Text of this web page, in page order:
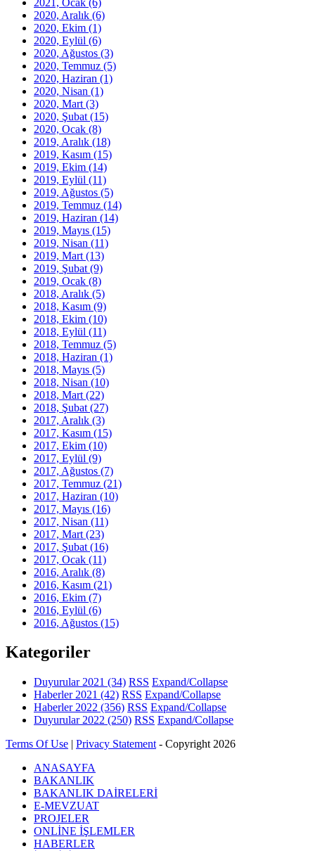
2020, Aralık (6)
2020, Ekim (1)
2020, Eylül (6)
2020, Ağustos (3)
2020, Temmuz (5)
2020, Haziran (1)
2020, Nisan (1)
2020, Mart (3)
2020, Şubat (15)
2020, Ocak (8)
2019, Aralık (18)
2019, Kasım (15)
2019, Ekim (14)
2019, Eylül (11)
2019, Ağustos (5)
2019, Temmuz (14)
2019, Haziran (14)
2019, Mayıs (15)
2019, Nisan (11)
2019, Mart (13)
2019, Şubat (9)
2019, Ocak (8)
2018, Aralık (5)
2018, Kasım (9)
2018, Ekim (10)
2018, Eylül (11)
2018, Temmuz (5)
2018, Haziran (1)
2018, Mayıs (5)
2018, Nisan (10)
2018, Mart (22)
2018, Şubat (27)
2017, Aralık (3)
2017, Kasım (15)
2017, Ekim (10)
2017, Eylül (9)
2017, Ağustos (7)
2017, Temmuz (21)
2017, Haziran (10)
2017, Mayıs (16)
2017, Nisan (11)
2017, Mart (23)
2017, Şubat (16)
2017, Ocak (11)
2016, Aralık (8)
2016, Kasım (21)
2016, Ekim (7)
2016, Eylül (6)
2016, Ağustos (15)
Kategoriler
Duyurular 2021 (34) RSS Expand/Collapse
Haberler 2021 (42) RSS Expand/Collapse
Haberler 2022 (356) RSS Expand/Collapse
Duyurular 2022 (250) RSS Expand/Collapse
Terms Of Use | Privacy Statement - Copyright 2026
ANASAYFA
BAKANLIK
BAKANLIK DAİRELERİ
E-MEVZUAT
PROJELER
ONLİNE İŞLEMLER
HABERLER